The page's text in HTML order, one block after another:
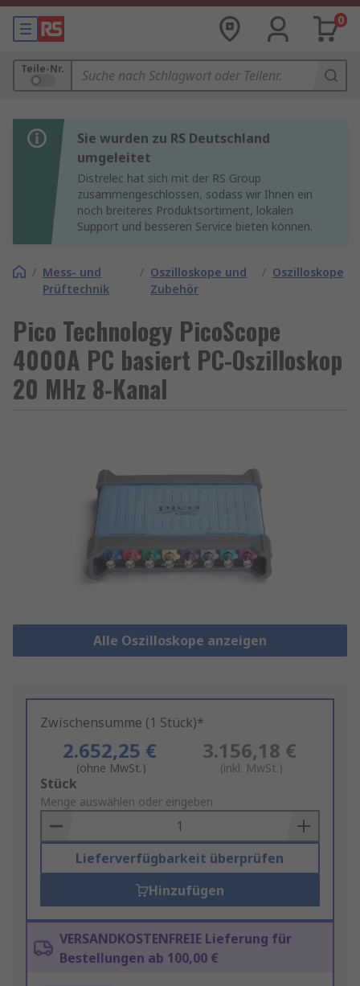
0
Teile-Nr.
Sie wurden zu RS Deutschland
umgeleitet
Distrelec hat sich mit der RS Group
zusammengeschlossen, sodass wir Ihnen ein
noch breiteres Produktsortiment, lokalen
Support und besseren Service bieten können.
/ Mess- und
Prüftechnik
/ Oszilloskope und
Zubehör
/ Oszilloskope
Pico Technology PicoScope
4000A PC basiert PC-Oszilloskop
20 MHz 8-Kanal
Alle Oszilloskope anzeigen
Zwischensumme (1 Stück)*
2.652,25 €
(ohne MwSt.)
3.156,18 €
(inkl. MwSt.)
Add
to
Basket
Stück
Menge auswählen oder eingeben
Lieferverfügbarkeit überprüfen
Hinzufügen
VERSANDKOSTENFREIE Lieferung für
Bestellungen ab 100,00 €